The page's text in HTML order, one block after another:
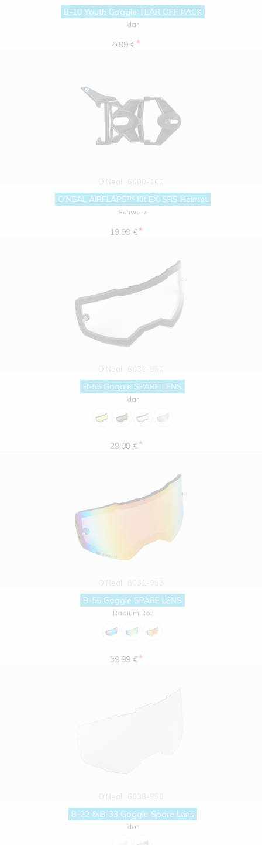
B-10 Youth Goggle TEAR OFF PACK
klar
9.99 €*
O'NEAL AIRFLAPS™ Kit EX-SRS Helmet
Schwarz
19.99 €*
B-55 Goggle SPARE LENS
klar
29.99 €*
B-55 Goggle SPARE LENS
Radium Rot
39.99 €*
B-22 & B-33 Goggle Spare Lens
klar